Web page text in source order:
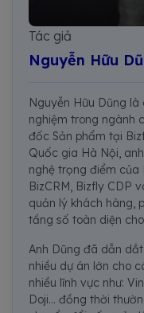
Tác giả
Nguyễn Hữu
Nguyễn Hữu Dũng
nghiệm trong ngành
đốc Sản phẩm tại
Quốc gia Hà Nội,
nghệ trọng điểm của
BizCRM, Bizfly CDP
quản lý khách hàng,
tầng số toàn diện
Anh Dũng đã dẫn
nhiều dự án lớn cho
nhiều lĩnh vực như:
Doji... đồng thời